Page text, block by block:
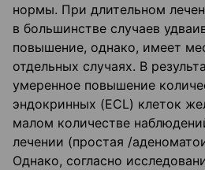
нормы. При длительном
в большинстве случаев
повышение, однако, имеет
отдельных случаях. В
умеренное повышение
эндокринных (ECL) клеток
малом количестве
лечении (простая /
Однако, согласно